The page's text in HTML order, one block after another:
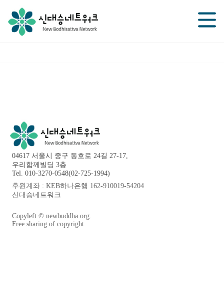
04617 서울시 중구 동호로 24길 27-17,
우리함께빌딩 3층
Tel. 010-3270-0548(02-725-1994)
후원계좌 : KEB하나은행 162-910019-54204
신대승네트워크
Copyleft © newbuddha.org.
Free sharing of copyright.